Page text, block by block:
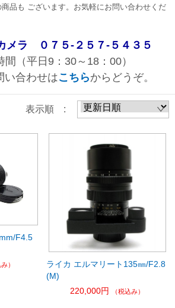
品も ございます。お気軽にお問い合わせくだ
メラ
０７５-２５７-５４３５
間（平日9：30～18：00）
い合わせはこちらからどうぞ。
表示順 :
F4.5
）
ライカ エルマリート135㎜/F2.8
(M)
220,000円
（税込み）